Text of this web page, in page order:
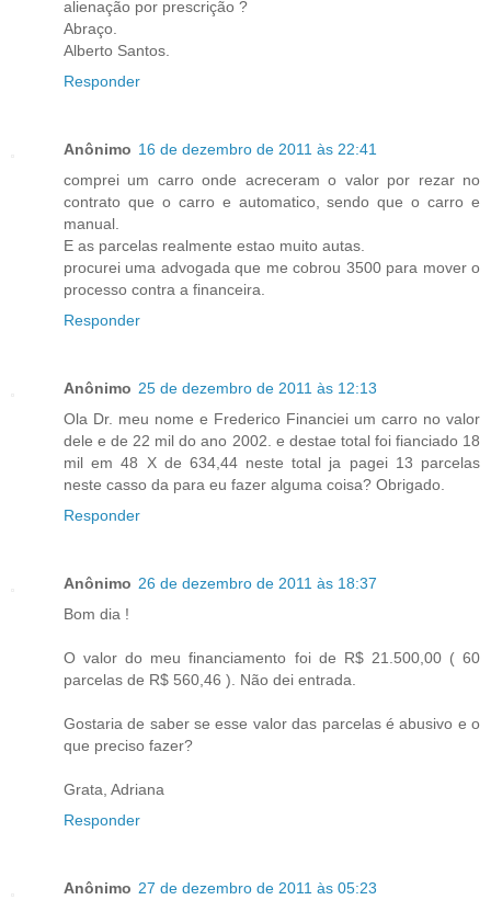
alienação por prescrição ?
Abraço.
Alberto Santos.
Responder
Anônimo 16 de dezembro de 2011 às 22:41
comprei um carro onde acreceram o valor por rezar no
contrato que o carro e automatico, sendo que o carro e
manual.
E as parcelas realmente estao muito autas.
procurei uma advogada que me cobrou 3500 para mover o
processo contra a financeira.
Responder
Anônimo 25 de dezembro de 2011 às 12:13
Ola Dr. meu nome e Frederico Financiei um carro no valor
dele e de 22 mil do ano 2002. e destae total foi fianciado 18
mil em 48 X de 634,44 neste total ja pagei 13 parcelas
neste casso da para eu fazer alguma coisa? Obrigado.
Responder
Anônimo 26 de dezembro de 2011 às 18:37
Bom dia !
O valor do meu financiamento foi de R$ 21.500,00 ( 60
parcelas de R$ 560,46 ). Não dei entrada.
Gostaria de saber se esse valor das parcelas é abusivo e o
que preciso fazer?
Grata, Adriana
Responder
Anônimo 27 de dezembro de 2011 às 05:23